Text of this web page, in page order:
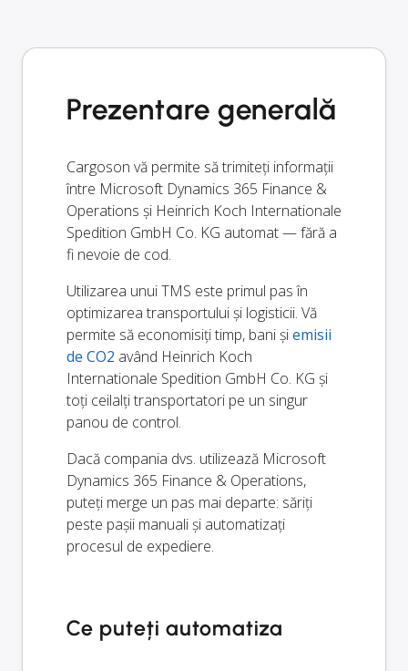
Prezentare generală
Cargoson vă permite să trimiteți informații
între Microsoft Dynamics 365 Finance &
Operations și Heinrich Koch Internationale
Spedition GmbH Co. KG automat — fără a
fi nevoie de cod.
Utilizarea unui TMS este primul pas în
optimizarea transportului și logisticii. Vă
permite să economisiți timp, bani șiemisii
de CO2 având Heinrich Koch
Internationale Spedition GmbH Co. KG și
toți ceilalți transportatori pe un singur
panou de control.
Dacă compania dvs. utilizează Microsoft
Dynamics 365 Finance & Operations,
puteți merge un pas mai departe: săriți
peste pașii manuali și automatizați
procesul de expediere.
Ce puteți automatiza